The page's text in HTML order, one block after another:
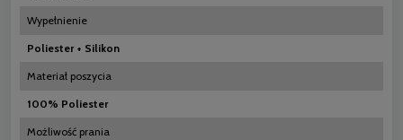
Wypełnienie
Poliester + Silikon
Materiał poszycia
100% Poliester
Możliwość prania